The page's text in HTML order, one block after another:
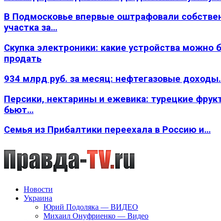
В Подмосковье впервые оштрафовали
участка за…
Скупка электроники: какие устройства можно
продать
934 млрд руб. за месяц: нефтегазовые
Персики, нектарины и ежевика: турецкие
бьют…
Семья из Прибалтики переехала в Россию и…
Новости
Украина
Юрий Подоляка — ВИДЕО
Михаил Онуфриенко — Видео